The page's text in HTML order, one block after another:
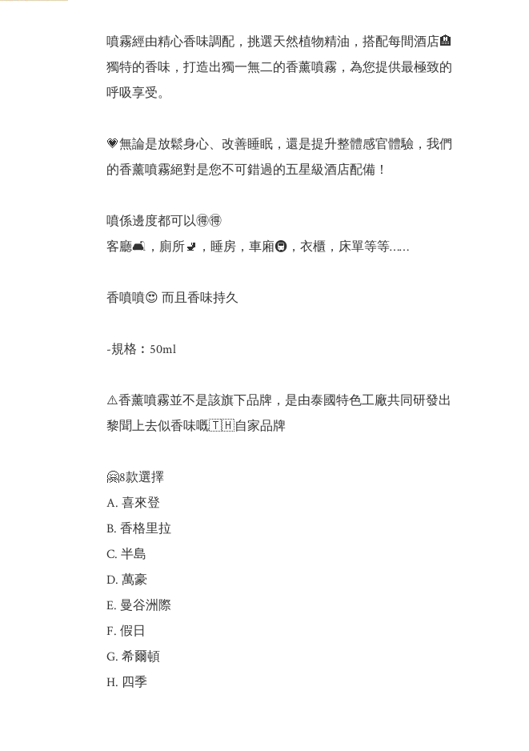
噴霧經由精心香味調配，挑選天然植物精油，搭配每間酒店🏨
獨特的香味，打造出獨一無二的香薰噴霧，為您提供最極致的
呼吸享受。
💗無論是放鬆身心、改善睡眠，還是提升整體感官體驗，我們
的香薰噴霧絕對是您不可錯過的五星級酒店配備！
噴係邊度都可以🉐🉐
客廳🛋️，廁所🚽，睡房，車廂🚇，衣櫃，床單等等……
香噴噴😍 而且香味持久
-規格︰50ml
⚠️香薰噴霧並不是該旗下品牌，是由泰國特色工廠共同研發出
黎聞上去似香味嘅🇹🇭自家品牌
🤗8款選擇
A. 喜來登
B. 香格里拉
C. 半島
D. 萬豪
E. 曼谷洲際
F. 假日
G. 希爾頓